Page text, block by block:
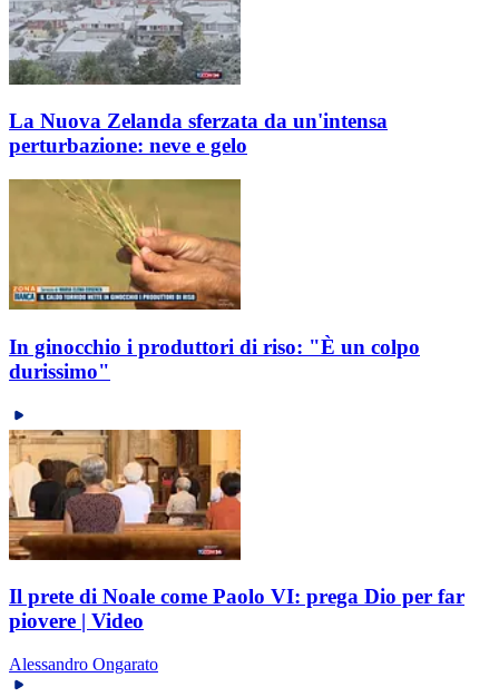
La Nuova Zelanda sferzata da un'intensa
perturbazione: neve e gelo
In ginocchio i produttori di riso: "È un colpo
durissimo"
Il prete di Noale come Paolo VI: prega Dio per far
piovere | Video
Alessandro Ongarato